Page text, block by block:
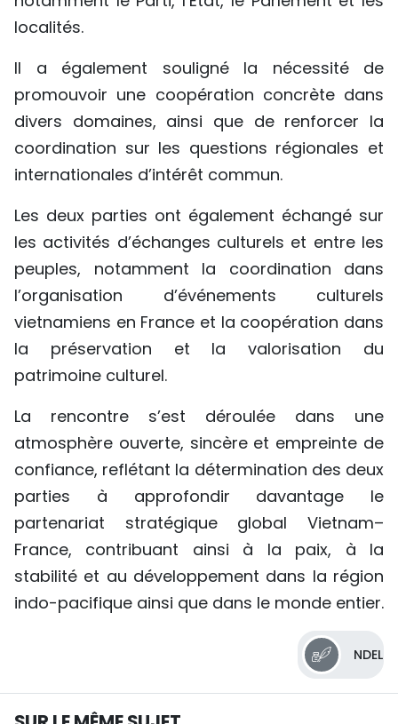
localités.
Il a également souligné la nécessité de
promouvoir une coopération concrète dans
divers domaines, ainsi que de renforcer la
coordination sur les questions régionales et
internationales d’intérêt commun.
Les deux parties ont également échangé sur
les activités d’échanges culturels et entre les
peuples, notamment la coordination dans
l’organisation d’événements culturels
vietnamiens en France et la coopération dans
la préservation et la valorisation du
patrimoine culturel.
La rencontre s’est déroulée dans une
atmosphère ouverte, sincère et empreinte de
confiance, reflétant la détermination des deux
parties à approfondir davantage le
partenariat stratégique global Vietnam–
France, contribuant ainsi à la paix, à la
stabilité et au développement dans la région
indo-pacifique ainsi que dans le monde entier.
NDEL